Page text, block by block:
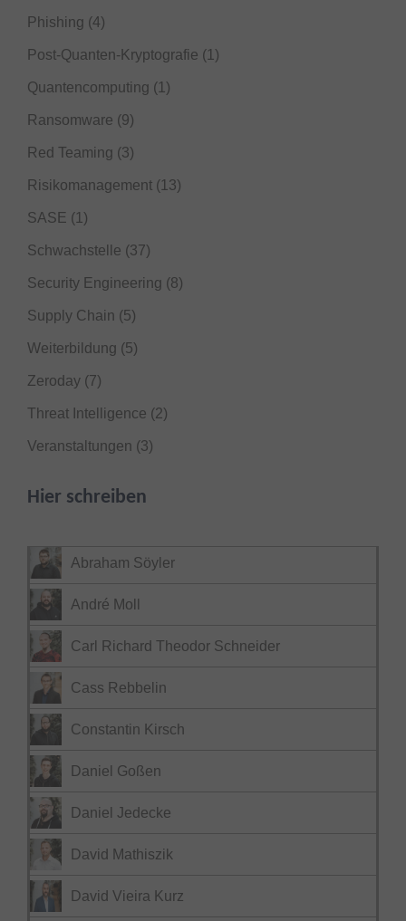
Phishing (4)
Post-Quanten-Kryptografie (1)
Quantencomputing (1)
Ransomware (9)
Red Teaming (3)
Risikomanagement (13)
SASE (1)
Schwachstelle (37)
Security Engineering (8)
Supply Chain (5)
Weiterbildung (5)
Zeroday (7)
Threat Intelligence (2)
Veranstaltungen (3)
Hier schreiben
Abraham Söyler
André Moll
Carl Richard Theodor Schneider
Cass Rebbelin
Constantin Kirsch
Daniel Goßen
Daniel Jedecke
David Mathiszik
David Vieira Kurz